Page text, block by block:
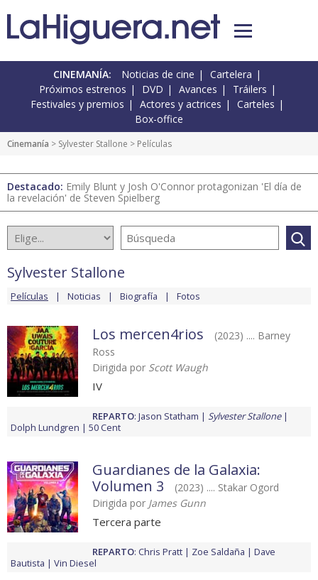
CINEMANÍA: Noticias de cine
Cartelera
Próximos estrenos
DVD Avances
Tráilers
Festivales y premios
Actores y actrices
Carteles
Box-office
Cinemanía > Sylvester Stallone > Películas
Destacado: Emily Blunt y Josh O'Connor protagonizan 'El día de
la revelación' de Steven Spielberg
Sylvester Stallone
Películas Noticias Biografía Fotos
Los mercen4rios
(2023) .... Barney
Ross
Dirigida por Scott Waugh
IV
REPARTO: Jason Statham
Sylvester Stallone
Dolph Lundgren
50 Cent
Guardianes de la Galaxia:
Volumen 3
(2023) .... Stakar Ogord
Dirigida por James Gunn
Tercera parte
REPARTO: Chris Pratt Zoe Saldaña
Dave
Bautista
Vin Diesel